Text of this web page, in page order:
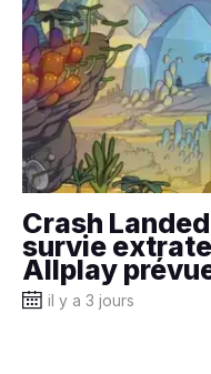
Crash
survie
Allplay
il y a 3 jours